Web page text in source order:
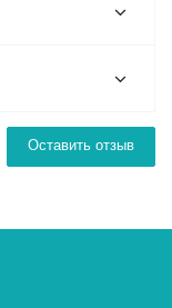
Оставить отзыв